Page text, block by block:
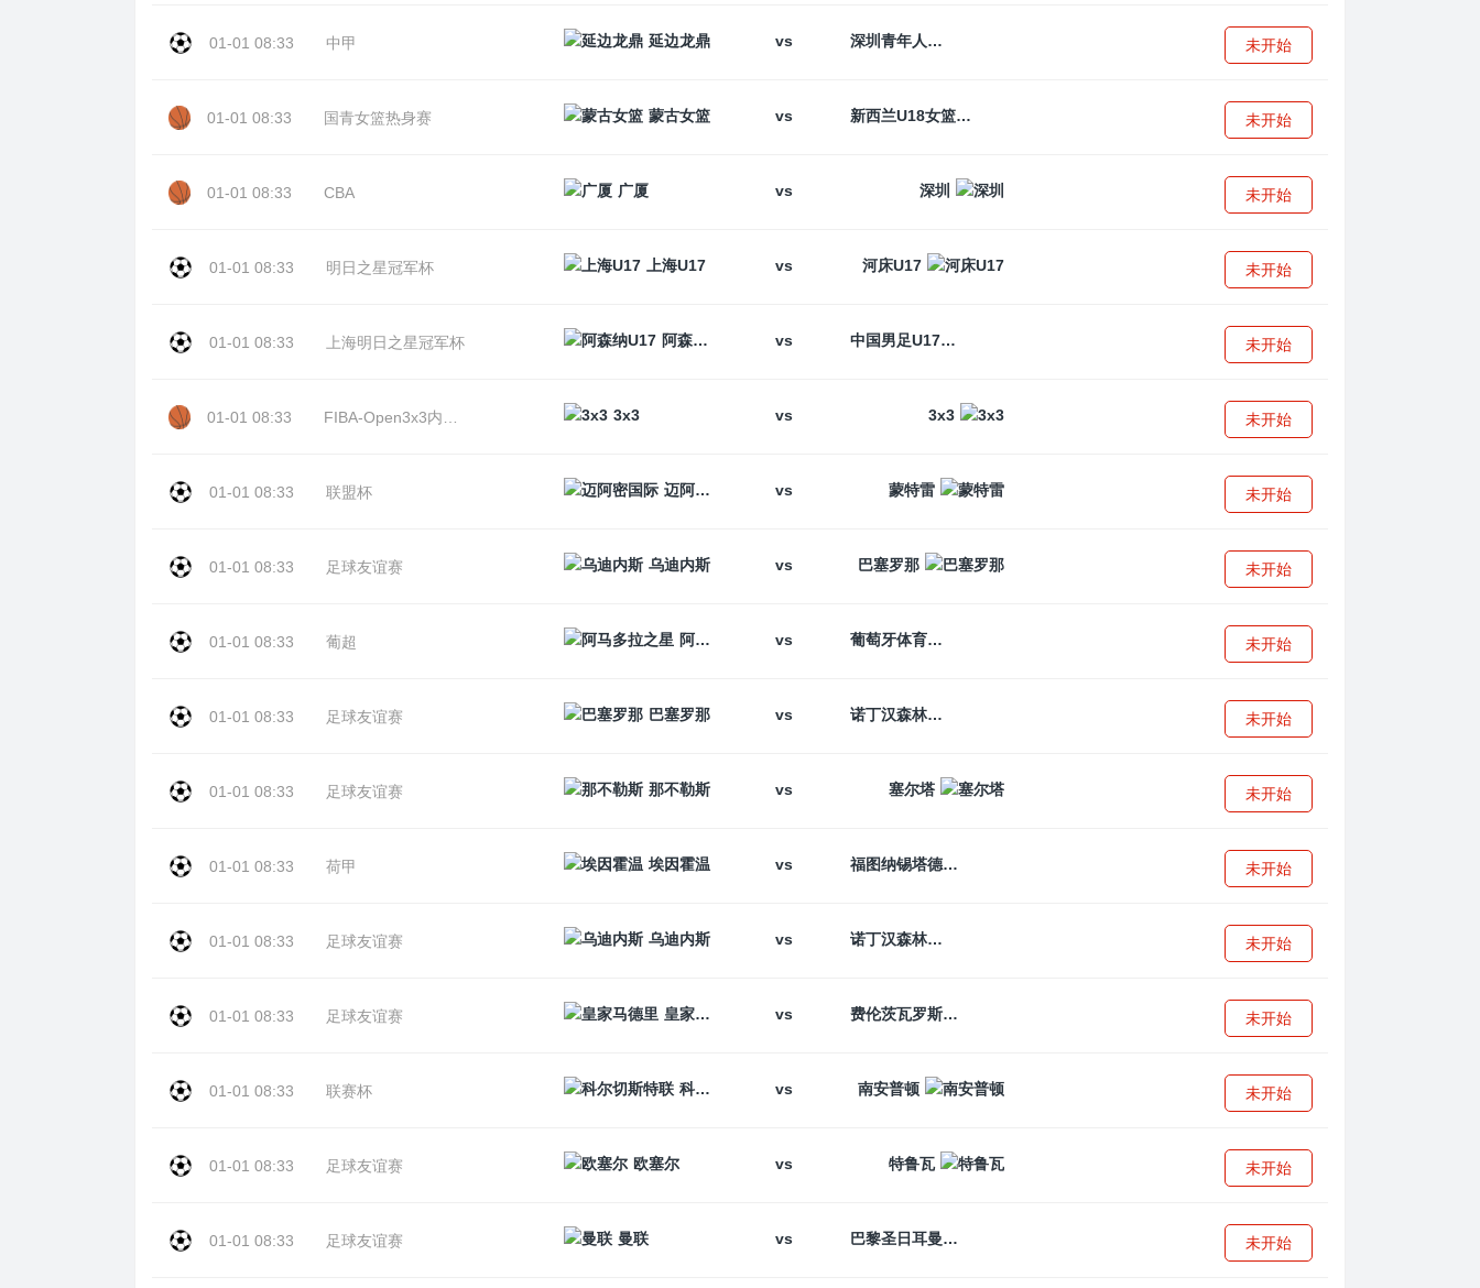
01-01 08:33 中甲 延边龙鼎 vs 深圳青年人 未开始
01-01 08:33 国青女篮热身赛 蒙古女篮 vs 新西兰U18女篮 未开始
01-01 08:33 CBA 广厦 vs 深圳 未开始
01-01 08:33 明日之星冠军杯 上海U17 vs 河床U17 未开始
01-01 08:33 上海明日之星冠军杯 阿森纳U17 vs 中国男足U17 未开始
01-01 08:33 3x3 vs 3x3 未开始
01-01 08:33 联盟杯 迈阿密国际 vs 蒙特雷 未开始
01-01 08:33 足球友谊赛 乌迪内斯 vs 巴塞罗那 未开始
01-01 08:33 葡超 阿马多拉之星 vs 葡萄牙体育 未开始
01-01 08:33 足球友谊赛 巴塞罗那 vs 诺丁汉森林 未开始
01-01 08:33 足球友谊赛 那不勒斯 vs 塞尔塔 未开始
01-01 08:33 荷甲 埃因霍温 vs 福图纳锡塔德 未开始
01-01 08:33 足球友谊赛 乌迪内斯 vs 诺丁汉森林 未开始
01-01 08:33 足球友谊赛 皇家马德里 vs 费伦茨瓦罗斯 未开始
01-01 08:33 联赛杯 科尔切斯特联 vs 南安普顿 未开始
01-01 08:33 足球友谊赛 欧塞尔 vs 特鲁瓦 未开始
01-01 08:33 足球友谊赛 曼联 vs 巴黎圣日耳曼 未开始